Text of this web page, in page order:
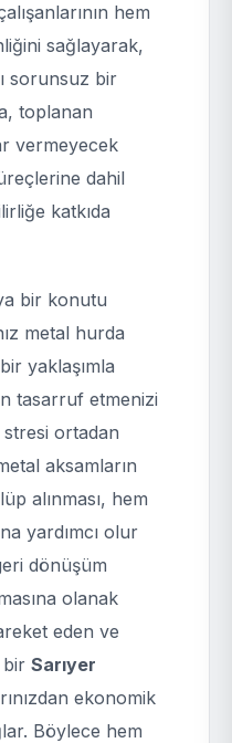
hem
sağlayarak,
sorunsuz bir
toplanan
vermeyecek
dahil
katkıda
bir konutu
metal hurda
yaklaşımla
tasarruf etmenizi
ortadan
aksamların
alınması, hem
yardımcı olur
dönüşüm
olanak
eden ve
bir Sarıyer
ekonomik
Böylece hem